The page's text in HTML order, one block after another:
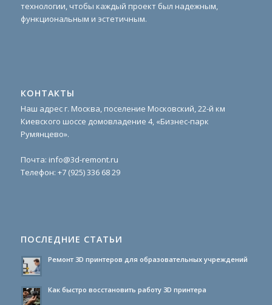
технологии, чтобы каждый проект был надежным,
функциональным и эстетичным.
КОНТАКТЫ
Наш адрес г. Москва, поселение Московский, 22-й км
Киевского шоссе домовладение 4, «Бизнес-парк
Румянцево».
Почта: info@3d-remont.ru
Телефон: +7 (925) 336 68 29
ПОСЛЕДНИЕ СТАТЬИ
Ремонт 3D принтеров для образовательных учреждений
Как быстро восстановить работу 3D принтера